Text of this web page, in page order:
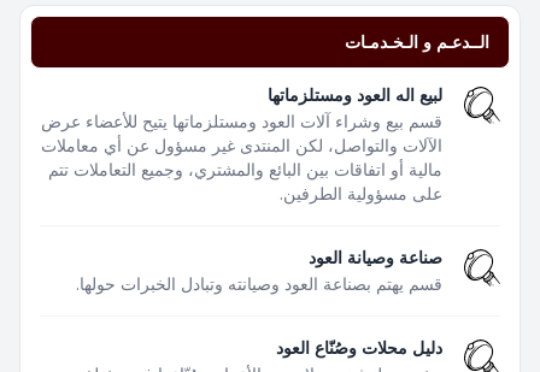
الــدعـم و الـخـدمـات
لبيع اله العود ومستلزماتها
قسم بيع وشراء آلات العود ومستلزماتها يتيح للأعضاء عرض
الآلات والتواصل، لكن المنتدى غير مسؤول عن أي معاملات
مالية أو اتفاقات بين البائع والمشتري، وجميع التعاملات تتم
على مسؤولية الطرفين.
صناعة وصيانة العود
قسم يهتم بصناعة العود وصيانته وتبادل الخبرات حولها.
دليل محلات وصُنّاع العود